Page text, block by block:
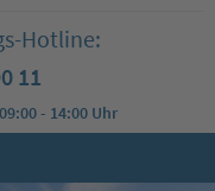
Hotline:
11
- 14:00 Uhr